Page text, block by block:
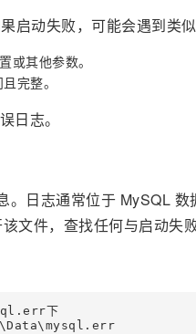
启动失败，可能会遇到类似
或其他参数。
完整。
日志。
日志通常位于 MySQL
文件，查找任何与启动失
下